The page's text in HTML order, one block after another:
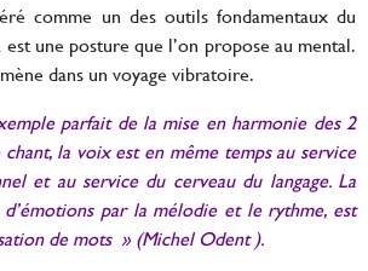
comme un des outils fondamentaux du
est une posture que l’on propose au mental.
dans un voyage vibratoire.
parfait de la mise en harmonie des 2
chant, la voix est en même temps au service
et au service du cerveau du langage. La
par la mélodie et le rythme, est
de mots » (Michel Odent ).